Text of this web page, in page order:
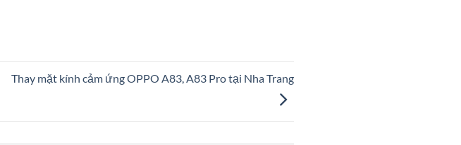
Thay mặt kính cảm ứng OPPO A83, A83 Pro tại Nha Trang